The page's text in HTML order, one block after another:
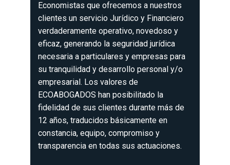
Economistas que ofrecemos a nuestros
clientes un servicio Jurídico y Financiero
verdaderamente operativo, novedoso y
eficaz, generando la seguridad jurídica
necesaria a particulares y empresas para
su tranquilidad y desarrollo personal y/o
empresarial. Los valores de
ECOABOGADOS han posibilitado la
fidelidad de sus clientes durante más de
12 años, traducidos básicamente en
constancia, equipo, compromiso y
transparencia en todas sus actuaciones.